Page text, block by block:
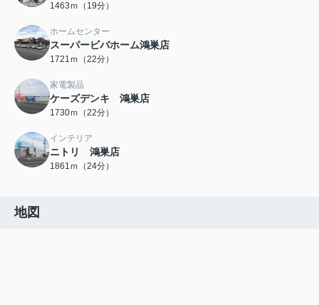
1463ｍ（19分）
ホームセンター
スーパービバホーム鴻巣店
1721ｍ（22分）
家電製品
ケーズデンキ 鴻巣店
1730ｍ（22分）
インテリア
ニトリ 鴻巣店
1861ｍ（24分）
地図